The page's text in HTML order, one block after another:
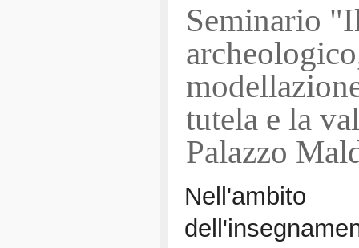
Seminario
tutela e la
Palazzo
Nell'ambito